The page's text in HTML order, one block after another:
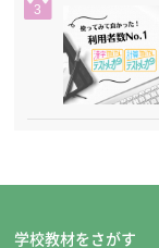
3
学校教材をさがす